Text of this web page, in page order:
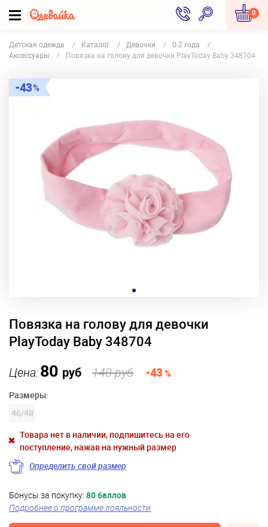
0
Детская одежда Каталог Девочки
0-2 года
Аксессуары
Повязка на голову для девочки PlayToday Baby 348704
43
Повязка на голову для девочки
PlayToday Baby 348704
Цена:80 руб 140 руб -43%
Размеры:
46/48
Товара нет в наличии, подпишитесь на его
поступление, нажав на нужный размер
Определить свой размер
Бонусы за покупку: 80 баллов
Подробнее о программе лояльности